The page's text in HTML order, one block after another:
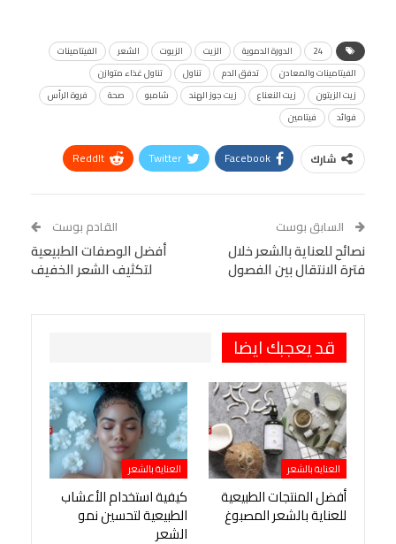
24 الدورة الدموية الزيت الزيوت الشعر
الفيتامينات
الفيتامينات والمعادن
تدفق الدم تناول
تناول غذاء متوازن
زيت الزيتون
زيت النعناع زيت جوز الهند شامبو صحة
فروة الرأس
فوائد
فيتامين
شارك Facebook
Twitter
ReddIt
Tumblr
البريد الإلكتروني
StumbleUpon
VK
Digg
LINE
BlackBerry
Viber
السابق بوست
نصائح للعناية بالشعر خلال
فترة الانتقال بين الفصول
القادم بوست
أفضل الوصفات الطبيعية
لتكثيف الشعر الخفيف
قد يعجبك ايضا
العناية بالشعر
أفضل المنتجات الطبيعية
للعناية بالشعر المصبوغ
العناية بالشعر
كيفية استخدام الأعشاب
الطبيعية لتحسين نمو
الشعر